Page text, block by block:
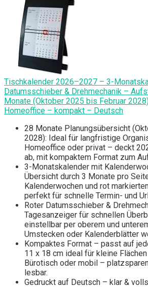
Tischkalender 2026–2027 – 3-
Datumsschieber & Drehmechanik –
Monate (Oktober 2025 bis Februar
Homeoffice – kompakt – Deutsch
28 Monate Planungsübersicht
2028): Ideal für langfristige
Homeoffice oder privat – deckt
ab, mit kompaktem Format zum
3-Monatskalender mit
Übersicht durch 3 Monate pro
Kalenderwochen und rot
perfekt für schnelle Termin- und
Roter Datumsschieber &
Tagesanzeiger für schnellen
einstellbar per oberem und
Umstecken oder Kalenderblätter
Kompaktes Format – passt auf
11 x 18 cm ideal für kleine
Bürotisch oder mobil –
lesbar.
Gedruckt auf Deutsch – klar &